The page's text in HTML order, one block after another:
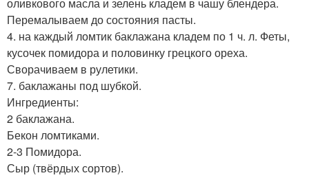
Перемалываем до состояния пасты.
4. на каждый ломтик баклажана кладем по 1 ч. л. Феты,
кусочек помидора и половинку грецкого ореха.
Сворачиваем в рулетики.
7. баклажаны под шубкой.
Ингредиенты:
2 баклажана.
Бекон ломтиками.
2-3 Помидора.
Сыр (твёрдых сортов).